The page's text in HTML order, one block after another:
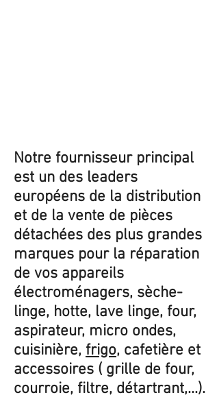
Notre fournisseur principal
est un des leaders
européens de la distribution
et de la vente de pièces
détachées des plus grandes
marques pour la réparation
de vos appareils
électroménagers, sèche-
linge, hotte, lave linge, four,
aspirateur, micro ondes,
cuisinière, frigo, cafetière et
accessoires ( grille de four,
courroie, filtre, détartrant,...).